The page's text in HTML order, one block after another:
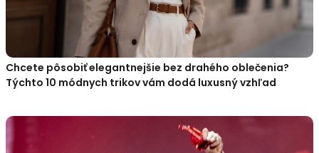
Chcete pôsobiť elegantnejšie bez drahého oblečenia?
Týchto 10 módnych trikov vám dodá luxusný vzhľad